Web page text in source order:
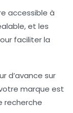
accessible à
et les
faciliter la
d’avance sur
marque est
recherche